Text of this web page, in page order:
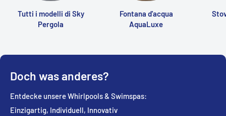
Tutti i modelli di Sky
Pergola
Fontana d'acqua
AquaLuxe
Doch was anderes?
Entdecke unsere Whirlpools & Swimspas:
Einzigartig, Individuell, Innovativ